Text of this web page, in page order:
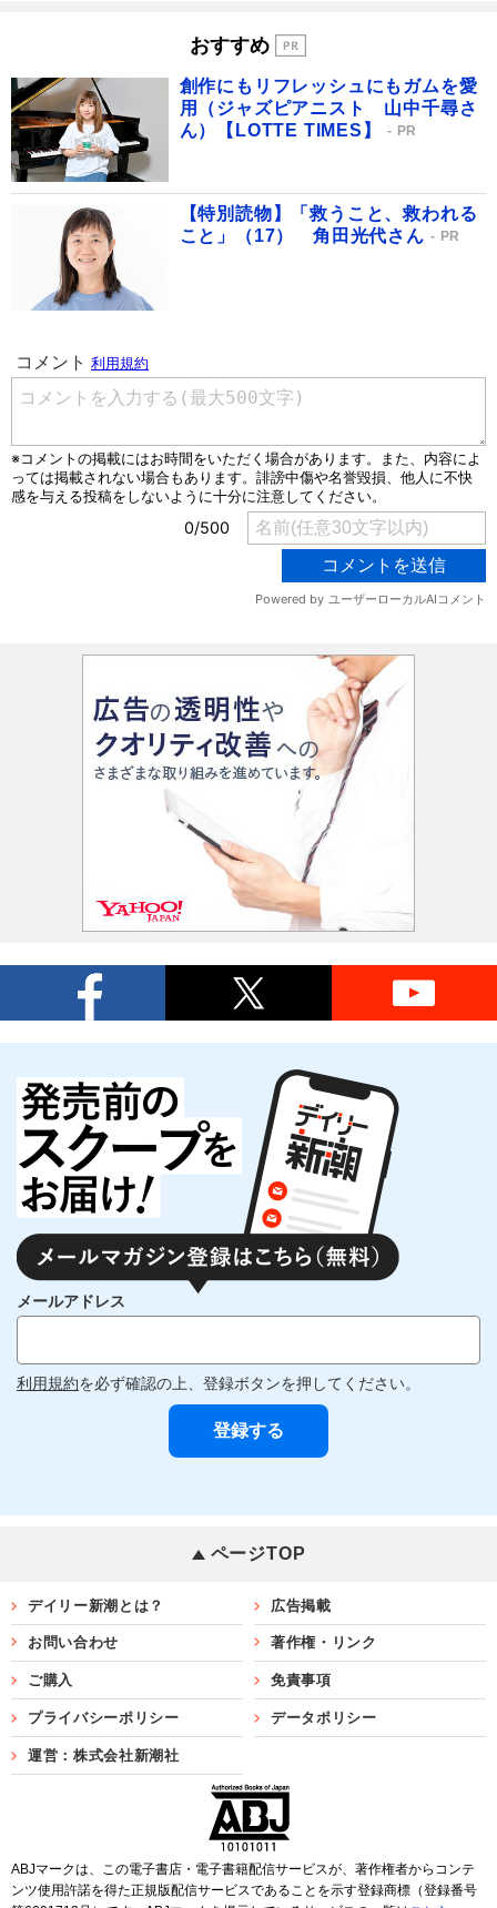
おすすめ
創作にもリフレッシュにもガムを愛
用（ジャズピアニスト 山中千尋さ
ん）【LOTTE TIMES】
PR
【特別読物】「救うこと、救われる
こと」（17） 角田光代さん
PR
メールアドレス
利用規約を必ず確認の上、登録ボタンを押してください。
ページTOP
デイリー新潮とは？ 広告掲載
お問い合わせ 著作権・リンク
ご購入 免責事項
プライバシーポリシー データポリシー
運営：株式会社新潮社
ABJマークは、この電子書店・電子書籍配信サービスが、著作権者からコンテ
ンツ使用許諾を得た正規版配信サービスであることを示す登録商標（登録番号